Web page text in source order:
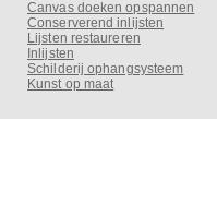
Canvas doeken opspannen
Conserverend inlijsten
Lijsten restaureren
Inlijsten
Schilderij ophangsysteem
Kunst op maat